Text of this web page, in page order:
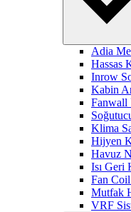
Adia
Hassas
Inrow
Kabin
Fanwall
Klima
Hijyen
Havuz
Isı Geri
Fan
Mutfak
VRF